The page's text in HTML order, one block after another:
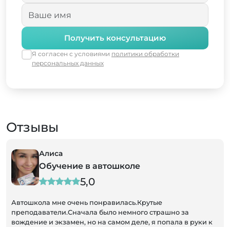
Получить консультацию
Я согласен с условиями политики обработки
персональных данных
Отзывы
Алиса
Обучение в автошколе
5,0
Автошкола мне очень понравилась.Крутые
преподаватели.Сначала было немного страшно за
вождение и экзамен, но на самом деле, я попала в руки к